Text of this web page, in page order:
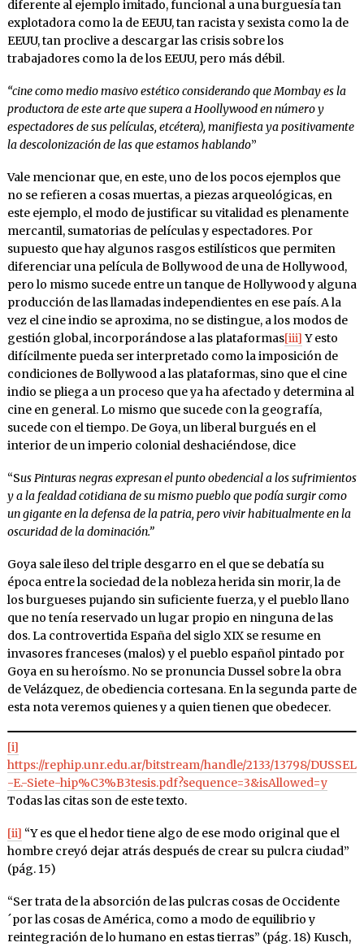
diferente al ejemplo imitado, funcional a una burguesía tan
explotadora como la de EEUU, tan racista y sexista como la de
EEUU, tan proclive a descargar las crisis sobre los
trabajadores como la de los EEUU, pero más débil.
“cine como medio masivo estético considerando que Mombay es la
productora de este arte que supera a Hoollywood en número y
espectadores de sus películas, etcétera), manifiesta ya positivamente
la descolonización de las que estamos hablando”
Vale mencionar que, en este, uno de los pocos ejemplos que
no se refieren a cosas muertas, a piezas arqueológicas, en
este ejemplo, el modo de justificar su vitalidad es plenamente
mercantil, sumatorias de películas y espectadores. Por
supuesto que hay algunos rasgos estilísticos que permiten
diferenciar una película de Bollywood de una de Hollywood,
pero lo mismo sucede entre un tanque de Hollywood y alguna
producción de las llamadas independientes en ese país. A la
vez el cine indio se aproxima, no se distingue, a los modos de
gestión global, incorporándose a las plataformas[iii] Y esto
difícilmente pueda ser interpretado como la imposición de
condiciones de Bollywood a las plataformas, sino que el cine
indio se pliega a un proceso que ya ha afectado y determina al
cine en general. Lo mismo que sucede con la geografía,
sucede con el tiempo. De Goya, un liberal burgués en el
interior de un imperio colonial deshaciéndose, dice
“Sus Pinturas negras expresan el punto obedencial a los sufrimientos
y a la fealdad cotidiana de su mismo pueblo que podía surgir como
un gigante en la defensa de la patria, pero vivir habitualmente en la
oscuridad de la dominación.”
Goya sale ileso del triple desgarro en el que se debatía su
época entre la sociedad de la nobleza herida sin morir, la de
los burgueses pujando sin suficiente fuerza, y el pueblo llano
que no tenía reservado un lugar propio en ninguna de las
dos. La controvertida España del siglo XIX se resume en
invasores franceses (malos) y el pueblo español pintado por
Goya en su heroísmo. No se pronuncia Dussel sobre la obra
de Velázquez, de obediencia cortesana. En la segunda parte de
esta nota veremos quienes y a quien tienen que obedecer.
[i]
https://rephip.unr.edu.ar/bitstream/handle/2133/13798/DUSSEL
-E.-Siete-hip%C3%B3tesis.pdf?sequence=3&isAllowed=y
Todas las citas son de este texto.
[ii] “Y es que el hedor tiene algo de ese modo original que el
hombre creyó dejar atrás después de crear su pulcra ciudad”
(pág. 15)
“Ser trata de la absorción de las pulcras cosas de Occidente
´por las cosas de América, como a modo de equilibrio y
reintegración de lo humano en estas tierras” (pág. 18) Kusch,